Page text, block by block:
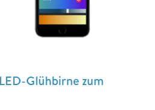
Glühbirne zum